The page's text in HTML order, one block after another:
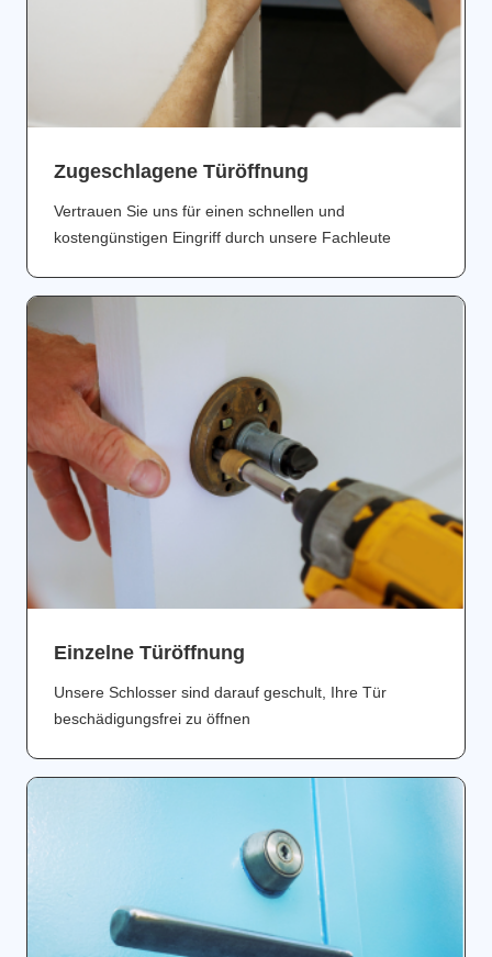
Zugeschlagene Türöffnung
Vertrauen Sie uns für einen schnellen und
kostengünstigen Eingriff durch unsere Fachleute
Einzelne Türöffnung
Unsere Schlosser sind darauf geschult, Ihre Tür
beschädigungsfrei zu öffnen